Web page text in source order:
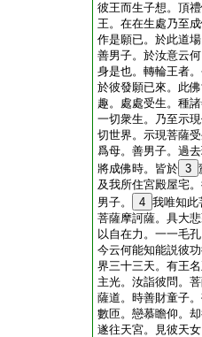
彼王而生子想。頂
王。在在生處乃至
作是願已。於此道
善男子。於汝意云
身是也。轉輪王者
於彼發願已來。此
趣。處處受生。種
一切衆生。乃至示
切世界。示現菩薩
爲母。善男子。過
將成佛時。皆於 3
及我所住宮殿屋宅
男子。
4 我唯知此
菩薩摩訶薩。具大
以自在力。一一毛
今云何能知能説彼
界三十三天。有王
主光。汝詣彼問。
薩道。時善財童子
數匝。戀慕瞻仰。
遂往天宮。見彼天